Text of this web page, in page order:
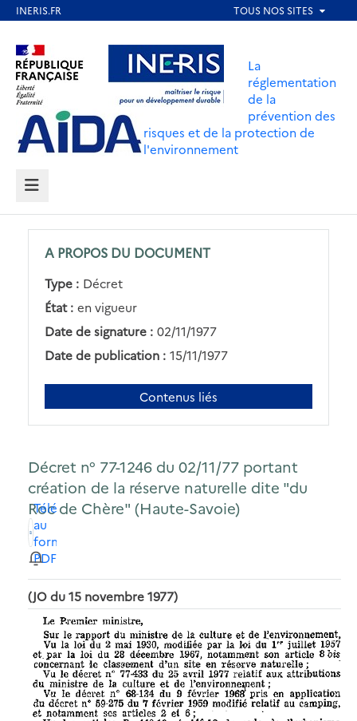
contenu
principal
Aller au contenu Aller au menu
Aller au pied de page
La
réglementation
de la
prévention des
risques et de la protection de
l'environnement
MENU
A PROPOS DU DOCUMENT
Type : Décret
État : en vigueur
Date de signature : 02/11/1977
Date de publication : 15/11/1977
Contenus liés
Décret n° 77-1246 du 02/11/77 portant
création de la réserve naturelle dite "du
Roc de Chère" (Haute-Savoie)
Télécharger
au
format
PDF
(JO du 15 novembre 1977)